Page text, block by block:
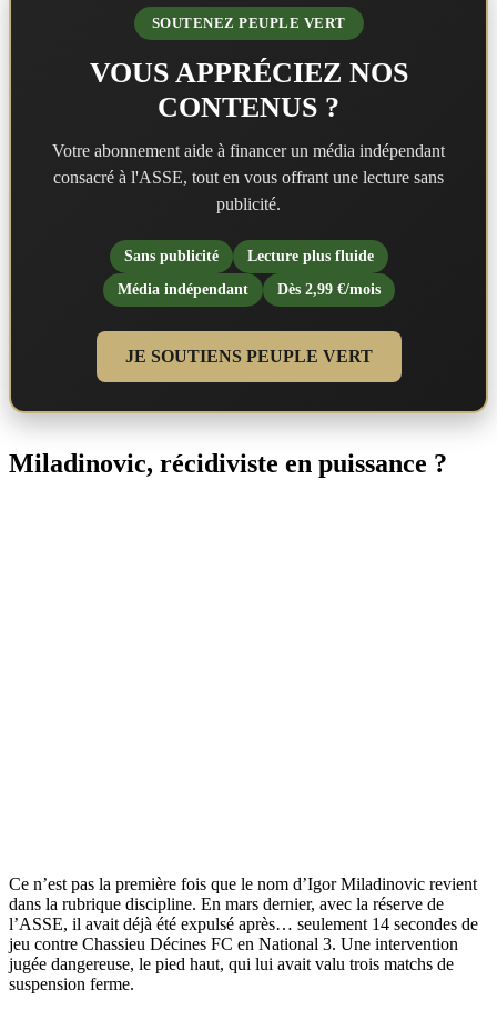
SOUTENEZ PEUPLE VERT
VOUS APPRÉCIEZ NOS
CONTENUS ?
Votre abonnement aide à financer un média indépendant
consacré à l'ASSE, tout en vous offrant une lecture sans
publicité.
Sans publicité
Lecture plus fluide
Média indépendant
Dès 2,99 €/mois
JE SOUTIENS PEUPLE VERT
Miladinovic, récidiviste en puissance ?
Ce n’est pas la première fois que le nom d’Igor Miladinovic revient
dans la rubrique discipline. En mars dernier, avec la réserve de
l’ASSE, il avait déjà été expulsé après… seulement 14 secondes de
jeu contre Chassieu Décines FC en National 3. Une intervention
jugée dangereuse, le pied haut, qui lui avait valu trois matchs de
suspension ferme.